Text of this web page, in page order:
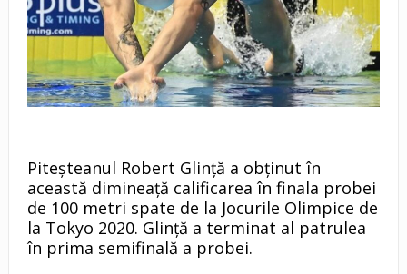
Piteșteanul Robert Glință a obținut în
această dimineață calificarea în finala probei
de 100 metri spate de la Jocurile Olimpice de
la Tokyo 2020. Glință a terminat al patrulea
în prima semifinală a probei.